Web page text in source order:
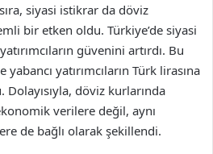
siyasi istikrar da döviz
bir etken oldu. Türkiye’de siyasi
güvenini artırdı. Bu
yatırımcıların Türk lirasına
döviz kurlarında
verilere değil, aynı
de bağlı olarak şekillendi.